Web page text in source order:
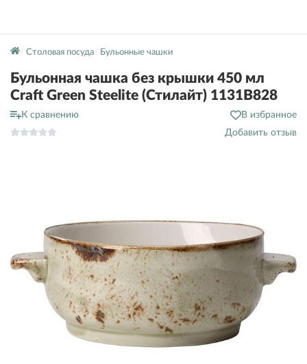
Столовая посуда Бульонные чашки
Бульонная чашка без крышки 450 мл
Craft Green Steelite (Стилайт) 1131B828
К сравнению
В избранное
Добавить отзыв